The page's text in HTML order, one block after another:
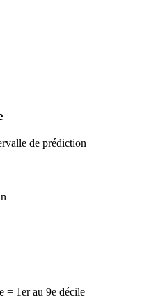
de prédiction
= 1er au 9e décile